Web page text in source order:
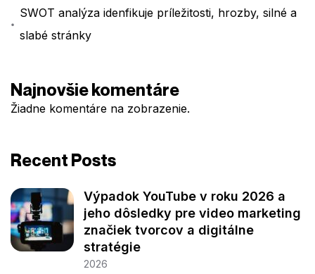
SWOT analýza idenfikuje príležitosti, hrozby, silné a
slabé stránky
Najnovšie komentáre
Žiadne komentáre na zobrazenie.
Recent Posts
Výpadok YouTube v roku 2026 a
jeho dôsledky pre video marketing
značiek tvorcov a digitálne
stratégie
2026